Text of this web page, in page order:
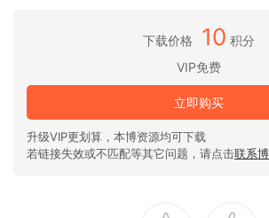
下载价格 10 积分
VIP免费
立即购买
升级VIP更划算，本博资源均可下载
若链接失效或不匹配等其它问题，请点击联系